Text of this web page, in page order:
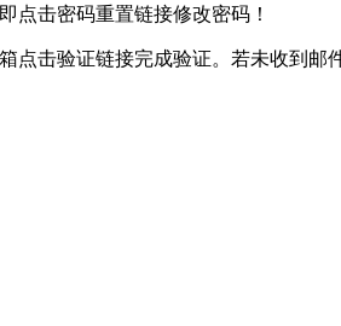
点击密码重置链接修改密码！
点击验证链接完成验证。若未收到邮